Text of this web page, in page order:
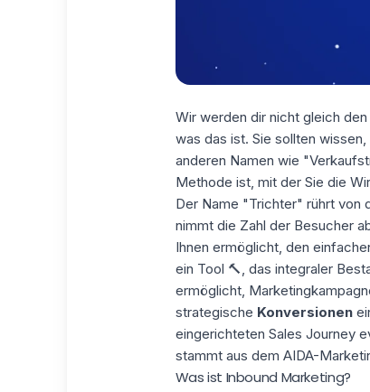
Wir werden dir nicht gleich
was das ist. Sie sollten
anderen Namen wie
Methode ist, mit der Sie die
Der Name "Trichter" rührt von
nimmt die Zahl der Besucher
Ihnen ermöglicht, den
ein Tool 🔨, das integraler
ermöglicht,
strategische Konversionen
eingerichteten Sales Journey
stammt aus dem AIDA-
Was ist Inbound Marketing?